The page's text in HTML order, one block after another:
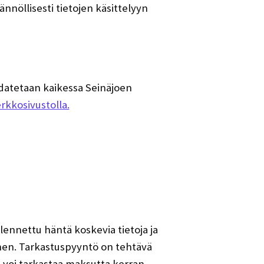
tietojen käsittelyyn
kaikessa Seinäjoen
häntä koskevia tietoja ja
Tarkastuspyyntö on tehtävä